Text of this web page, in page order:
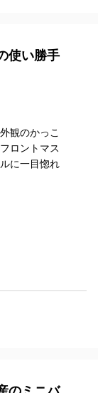
使い勝手
観のかっこ
ロントマス
に一目惚れ